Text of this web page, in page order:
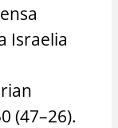
Israelia
(47–26).